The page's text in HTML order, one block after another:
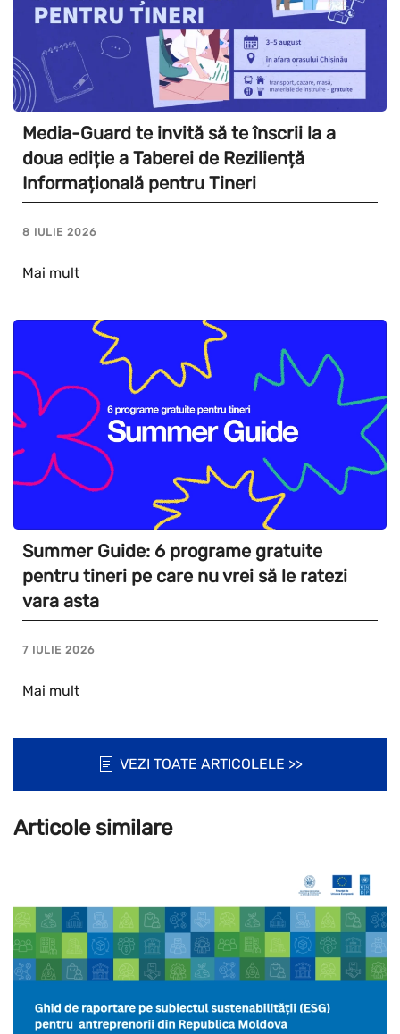
Media-Guard te invită să te înscrii la a
doua ediție a Taberei de Reziliență
Informațională pentru Tineri
8 IULIE 2026
Mai mult
Summer Guide: 6 programe gratuite
pentru tineri pe care nu vrei să le ratezi
vara asta
7 IULIE 2026
Mai mult
VEZI TOATE ARTICOLELE >>
Articole similare